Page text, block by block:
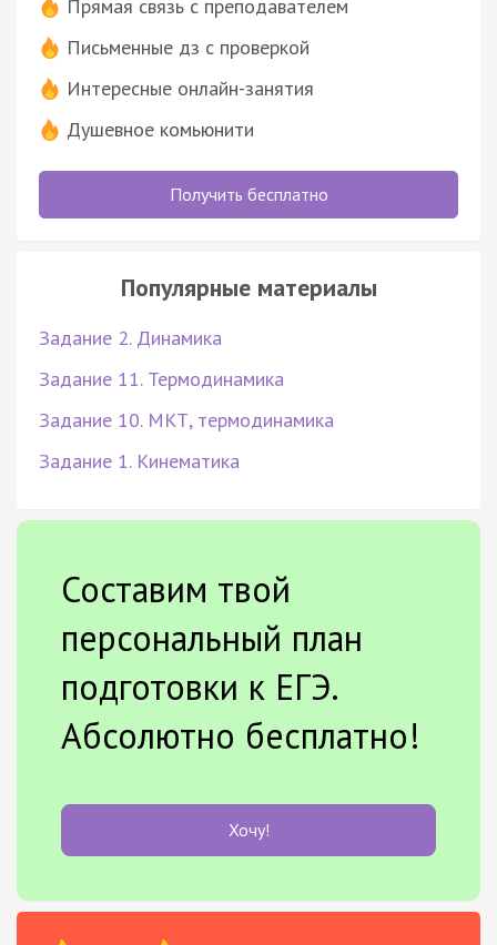
Прямая связь с преподавателем
Письменные дз с проверкой
Интересные онлайн-занятия
Душевное комьюнити
Получить бесплатно
Популярные материалы
Задание 2. Динамика
Задание 11. Термодинамика
Задание 10. МКТ, термодинамика
Задание 1. Кинематика
Составим твой
персональный план
подготовки к ЕГЭ.
Абсолютно бесплатно!
Хочу!